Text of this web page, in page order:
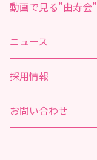
動画で見る”由寿会”
ニュース
採用情報
お問い合わせ